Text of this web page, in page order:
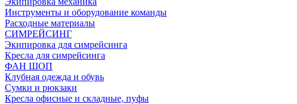
Инструменты и оборудование команды
Расходные материалы
СИМРЕЙСИНГ
Экипировка для симрейсинга
Кресла для симрейсинга
ФАН ШОП
Клубная одежда и обувь
Сумки и рюкзаки
Кресла офисные и складные, пуфы